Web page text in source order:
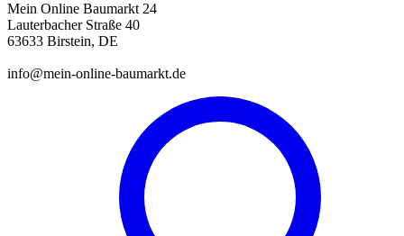
Mein Online Baumarkt 24
Lauterbacher Straße 40
63633 Birstein, DE
info@mein-online-baumarkt.de